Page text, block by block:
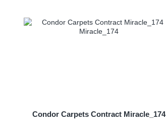
Condor Carpets Contract Miracle_174